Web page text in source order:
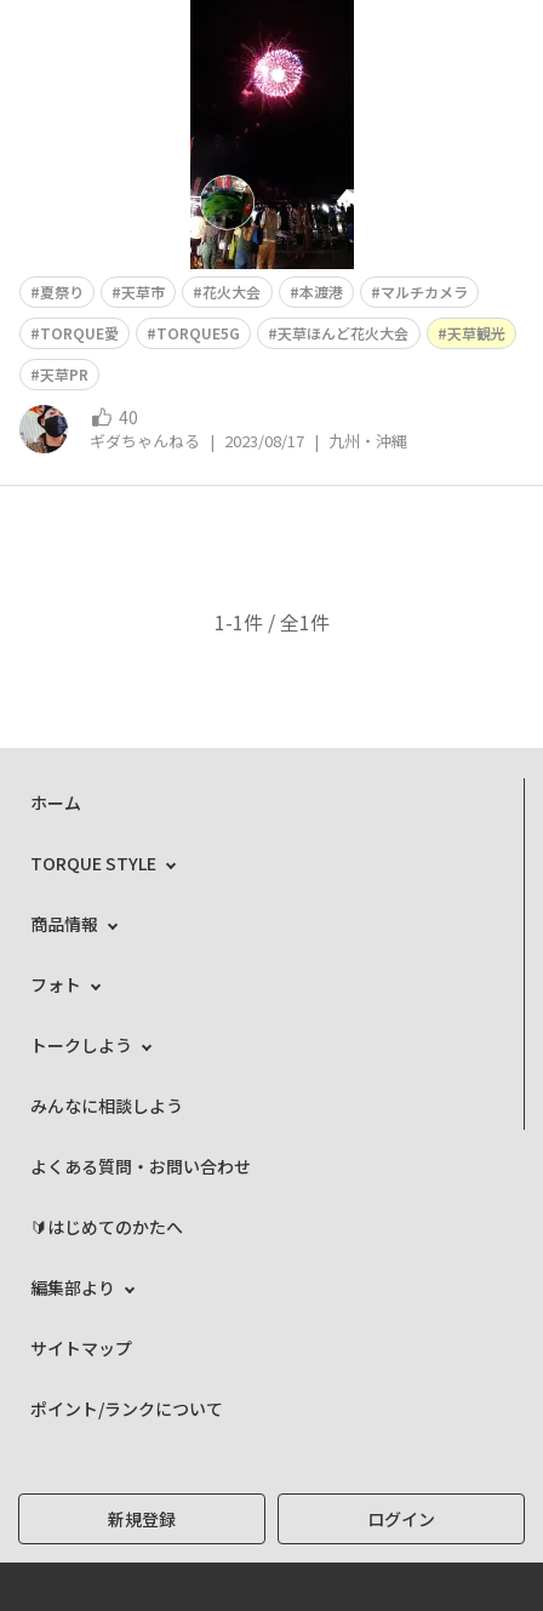
夏祭り 天草市 花火大会 本渡港
マルチカメラ
TORQUE愛
TORQUE5G 天草ほんど花火大会
天草観光
天草PR
40
ギダちゃんねる | 2023/08/17 | 九州・沖縄
1-1件 / 全1件
ホーム
TORQUE STYLE
商品情報
フォト
トークしよう
みんなに相談しよう
よくある質問・お問い合わせ
🔰はじめてのかたへ
編集部より
サイトマップ
ポイント/ランクについて
新規登録 ログイン